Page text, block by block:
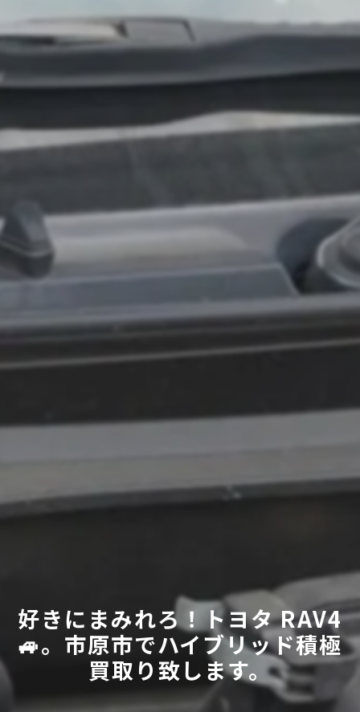
好きにまみれろ！トヨタ RAV4
🚙。市原市でハイブリッド積極
買取り致します。